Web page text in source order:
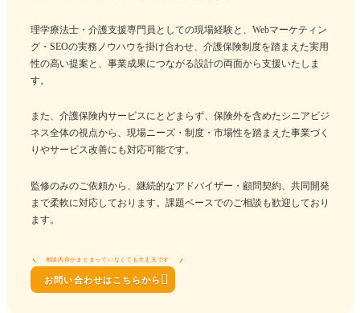
理学療法士・介護支援専門員としての現場経験と、Webマーケティン
グ・SEOの実務ノウハウを掛け合わせ、介護保険制度を踏まえた実用
性の高い提案と、事業成果につながる設計の両面から支援いたしま
す。
また、介護保険内サービスにとどまらず、保険外を含めたシニアビジ
ネス全体の視点から、現場ニーズ・制度・市場性を踏まえた事業づく
りやサービス改善にも対応可能です。
監修のみのご依頼から、継続的なアドバイザー・顧問契約、共同開発
まで柔軟に対応しております。課題ベースでのご相談も歓迎しており
ます。
相談内容がまとまっていなくても大丈夫です
お問い合わせはこちらから 